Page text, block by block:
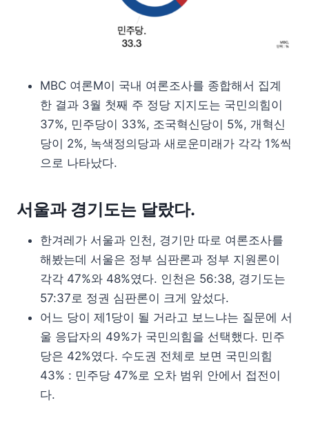
MBC 여론M이 국내 여론조사를 종합해서 집계
한 결과 3월 첫째 주 정당 지지도는 국민의힘이
37%, 민주당이 33%, 조국혁신당이 5%, 개혁신
당이 2%, 녹색정의당과 새로운미래가 각각 1%씩
으로 나타났다.
서울과 경기도는 달랐다.
한겨레가 서울과 인천, 경기만 따로 여론조사를
해봤는데 서울은 정부 심판론과 정부 지원론이
각각 47%와 48%였다. 인천은 56:38, 경기도는
57:37로 정권 심판론이 크게 앞섰다.
어느 당이 제1당이 될 거라고 보느냐는 질문에 서
울 응답자의 49%가 국민의힘을 선택했다. 민주
당은 42%였다. 수도권 전체로 보면 국민의힘
43% : 민주당 47%로 오차 범위 안에서 접전이
다.